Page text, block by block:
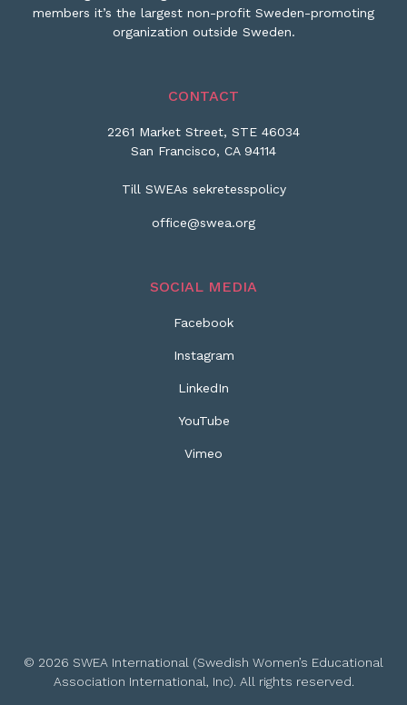
members it’s the largest non-profit Sweden-promoting
organization outside Sweden.
CONTACT
2261 Market Street, STE 46034
San Francisco, CA 94114
Till SWEAs sekretesspolicy
office@swea.org
SOCIAL MEDIA
Facebook
Instagram
LinkedIn
YouTube
Vimeo
© 2026 SWEA International (Swedish Women’s Educational
Association International, Inc). All rights reserved.